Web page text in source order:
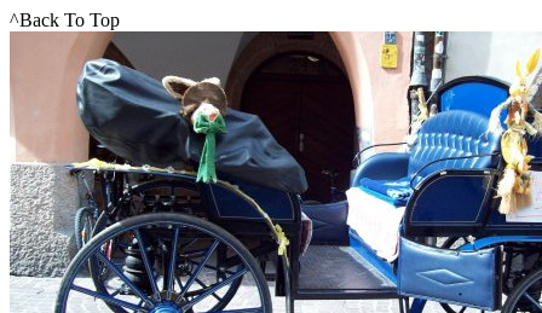
^Back To Top